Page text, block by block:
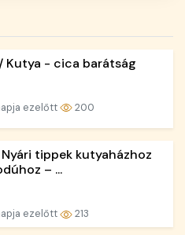
Kutya - cica barátság
ezelőtt 200
Nyári tippek kutyaházhoz
– ...
ezelőtt 213